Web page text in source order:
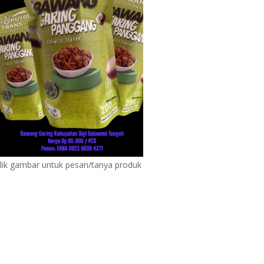
gambar untuk pesan/tanya produk